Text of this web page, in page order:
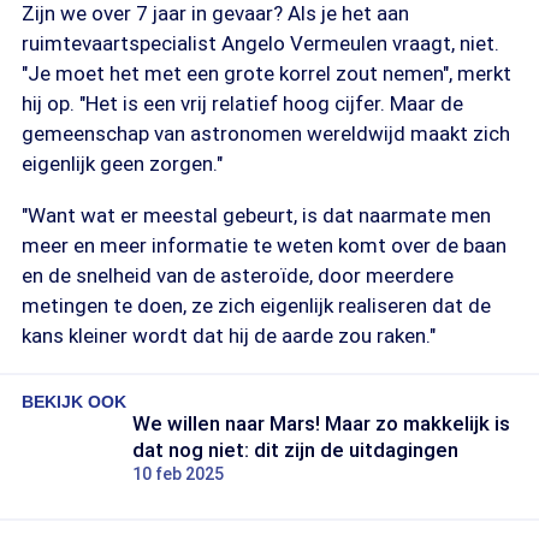
Zijn we over 7 jaar in gevaar? Als je het aan
ruimtevaartspecialist Angelo Vermeulen vraagt, niet.
"Je moet het met een grote korrel zout nemen", merkt
hij op. "Het is een vrij relatief hoog cijfer. Maar de
gemeenschap van astronomen wereldwijd maakt zich
eigenlijk geen zorgen."
"Want wat er meestal gebeurt, is dat naarmate men
meer en meer informatie te weten komt over de baan
en de snelheid van de asteroïde, door meerdere
metingen te doen, ze zich eigenlijk realiseren dat de
kans kleiner wordt dat hij de aarde zou raken."
BEKIJK OOK
We willen naar Mars! Maar zo makkelijk is
dat nog niet: dit zijn de uitdagingen
10 feb 2025